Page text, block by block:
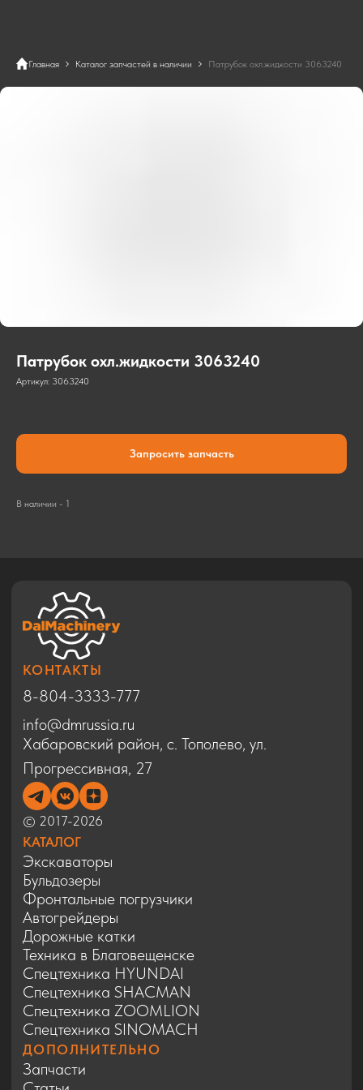
Главная Каталог запчастей в наличии Патрубок охл.жидкости 3063240
Патрубок охл.жидкости 3063240
Артикул: 3063240
Запросить запчасть
В наличии - 1
8-804-3333-777
КАТАЛОГ
Экскаваторы
Бульдозеры
Фронтальные погрузчики
Автогрейдеры
Дорожные катки
Спецтехника HYUNDAI
Спецтехника ZOOMLION
Спецтехника SINOMACH
ДОПОЛНИТЕЛЬНО
Запчасти
Статьи
Сервис
Контакты
Карта сайта
Политика конфиденциальности